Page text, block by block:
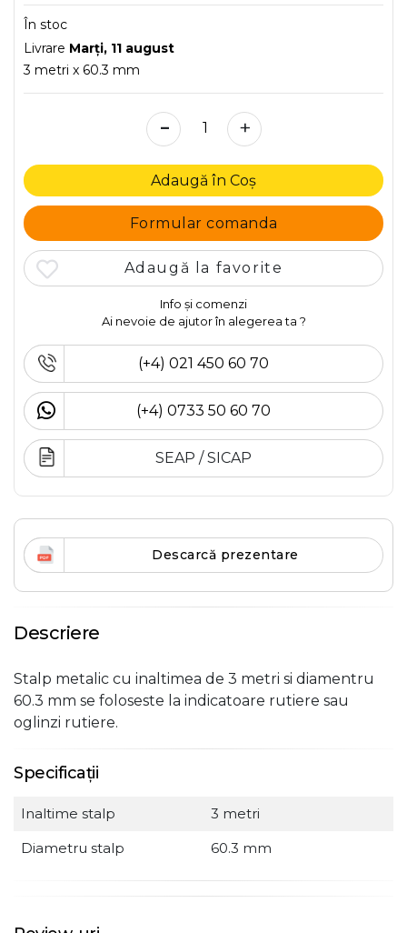
În stoc
Livrare Marţi, 11 august
3 metri x 60.3 mm
- +
Adaugă în Coș
Formular comanda
Adaugă la favorite
Info și comenzi
Ai nevoie de ajutor în alegerea ta ?
(+4) 021 450 60 70
(+4) 0733 50 60 70
SEAP / SICAP
Descarcă prezentare
Descriere
Stalp metalic cu inaltimea de 3 metri si diamentru
60.3 mm se foloseste la indicatoare rutiere sau
oglinzi rutiere.
Specificații
Inaltime stalp
3 metri
Diametru stalp
60.3 mm